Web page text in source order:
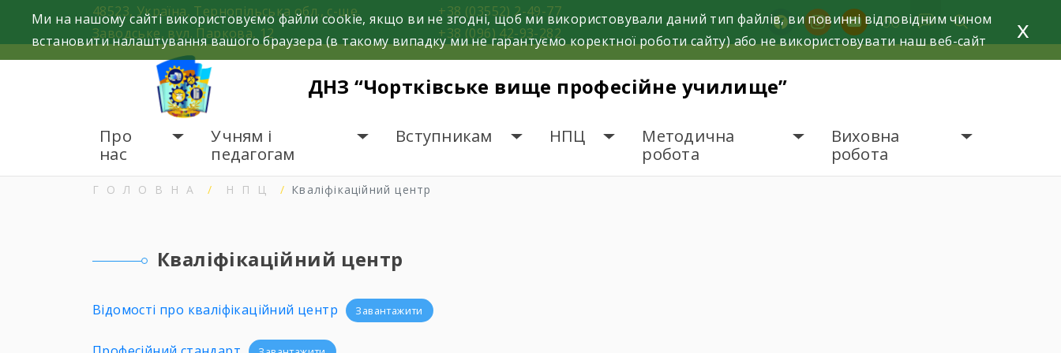
48523, Україна, Тернопільська обл., с-ще.
Заводське, вул. Паркова, 12
+38 (03552) 2-49-77
+38 (096) 42-93-282
facebookinstagramyoutube
ДНЗ “Чортківське вище професійне училище”
Про
нас
Учням і
педагогам
Вступникам НПЦ
Методична
робота
Виховна
робота
ГОЛОВНА НПЦ Кваліфікаційний центр
Кваліфікаційний центр
Відомості про кваліфікаційний центр Завантажити
Ми на нашому сайті використовуємо файли cookie, якщо ви не згодні, щоб ми використовували даний тип файлів, ви повинні відповідним чином
встановити налаштування вашого браузера (в такому випадку ми не гарантуємо коректної роботи сайту) або не використовувати наш веб-сайт
x